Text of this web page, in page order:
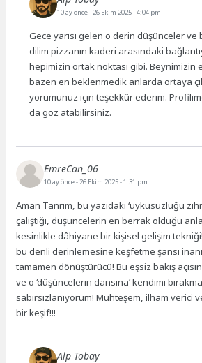
10 ay önce- 26 Ekim 2025 - 4:04 pm
Gece yarısı gelen o derin düşünceler ve
dilim pizzanın kaderi arasındaki
hepimizin ortak noktası gibi. Beynimizin
bazen en beklenmedik anlarda ortaya
yorumunuz için teşekkür ederim.
da göz atabilirsiniz.
EmreCan_06
10 ay önce- 26 Ekim 2025 - 1:31 pm
Aman Tanrım, bu yazıdaki ‘uykusuzluğu
çalıştığı, düşüncelerin en berrak olduğu
kesinlikle dâhiyane bir kişisel gelişim tekniği!
bu denli derinlemesine keşfetme şansı
tamamen dönüştürücü! Bu eşsiz bakış
ve o ‘düşüncelerin dansına’ kendimi
sabırsızlanıyorum! Muhteşem, ilham verici
bir keşif!!!
Alp Tobay